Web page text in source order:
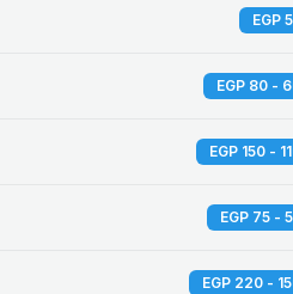
55
60 -
110 -
55 -
150 -